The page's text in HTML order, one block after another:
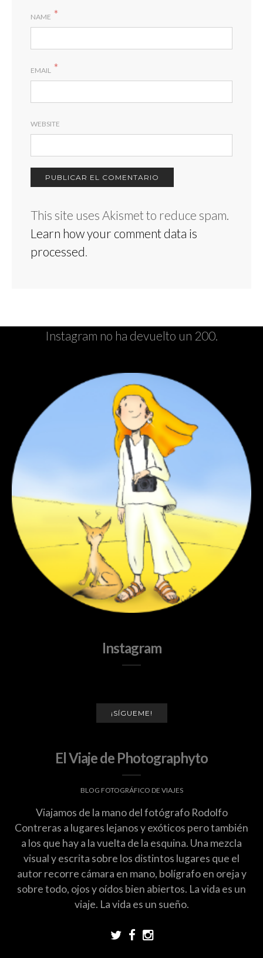
NAME *
EMAIL *
WEBSITE
This site uses Akismet to reduce spam.
Learn how your comment data is
processed
Instagram no ha devuelto un 200.
Instagram
¡SÍGUEME!
El Viaje de Photographyto
BLOG FOTOGRÁFICO DE VIAJES
Viajamos de la mano del fotógrafo Rodolfo
Contreras a lugares lejanos y exóticos pero también
a los que hay a la vuelta de la esquina. Una mezcla
visual y escrita sobre los distintos lugares que el
autor recorre cámara en mano, bolígrafo en oreja y
sobre todo, ojos y oídos bien abiertos. La vida es un
viaje. La vida es un sueño.